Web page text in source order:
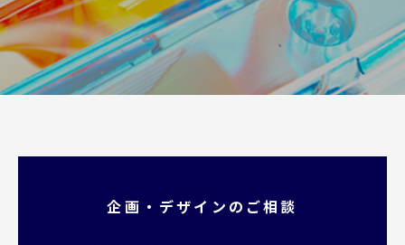
企画・デザインのご相談